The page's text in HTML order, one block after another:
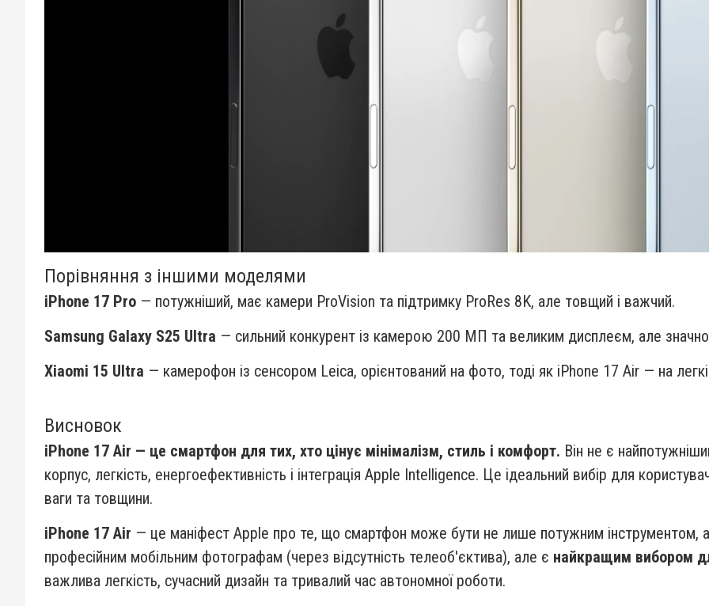
Порівняння з іншими моделями
iPhone 17 Pro — потужніший, має камери ProVision та підтримку ProRes 8K, але товщий і важчий.
Samsung Galaxy S25 Ultra — сильний конкурент із камерою 200 МП та великим дисплеєм, але
Xiaomi 15 Ultra — камерофон із сенсором Leica, орієнтований на фото, тоді як iPhone 17 Air — на
Висновок
iPhone 17 Air — це смартфон для тих, хто цінує мінімалізм, стиль і комфорт. Він не є
корпус, легкість, енергоефективність і інтеграція Apple Intelligence. Це ідеальний вибір для
ваги та товщини.
iPhone 17 Air — це маніфест Apple про те, що смартфон може бути не лише потужним інструментом, а
професійним мобільним фотографам (через відсутність телеоб'єктива), але є найкращим вибором
важлива легкість, сучасний дизайн та тривалий час автономної роботи.